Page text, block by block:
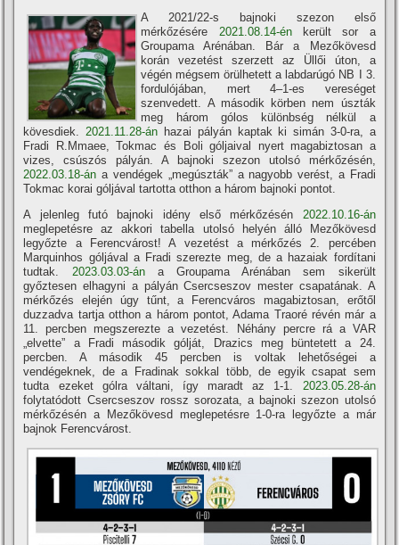
A 2021/22-s bajnoki szezon első
mérkőzésére 2021.08.14-énkerült sor a
Groupama Arénában. Bár a Mezőkövesd
korán vezetést szerzett az Üllői úton, a
végén mégsem örülhetett a labdarúgó NB I 3.
fordulójában, mert 4–1-es vereséget
szenvedett. A második körben nem úszták
meg három gólos különbség nélkül a
kövesdiek.2021.11.28-án hazai pályán kaptak ki simán 3-0-ra, a
Fradi R.Mmaee, Tokmac és Boli góljaival nyert magabiztosan a
vizes, csúszós pályán. A bajnoki szezon utolsó mérkőzésén,
2022.03.18-án a vendégek „megúszták” a nagyobb verést, a Fradi
Tokmac korai góljával tartotta otthon a három bajnoki pontot.
A jelenleg futó bajnoki idény első mérkőzésén 2022.10.16-án
meglepetésre az akkori tabella utolsó helyén álló Mezőkövesd
legyőzte a Ferencvárost! A vezetést a mérkőzés 2. percében
Marquinhos góljával a Fradi szerezte meg, de a hazaiak fordítani
tudtak. 2023.03.03-ána Groupama Arénában sem sikerült
győztesen elhagyni a pályán Csercseszov mester csapatának. A
mérkőzés elején úgy tűnt, a Ferencváros magabiztosan, erőtől
duzzadva tartja otthon a három pontot, Adama Traoré révén már a
11. percben megszerezte a vezetést. Néhány percre rá a VAR
„elvette” a Fradi második gólját, Drazics meg büntetett a 24.
percben. A második 45 percben is voltak lehetőségei a
vendégeknek, de a Fradinak sokkal több, de egyik csapat sem
tudta ezeket gólra váltani, így maradt az 1-1. 2023.05.28-án
folytatódott Csercseszov rossz sorozata, a bajnoki szezon utolsó
mérkőzésén a Mezőkövesd meglepetésre 1-0-ra legyőzte a már
bajnok Ferencvárost.